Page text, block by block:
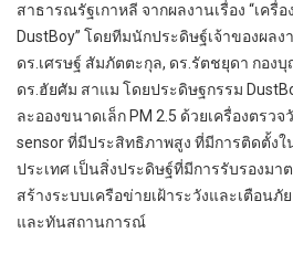
สาธารณรัฐเกาหลี จากผลงานเรื่อง “เค
DustBoy” โดยทีมนักประดิษฐ์เจ้าของผล
ดร.เศรษฐ์ สัมภัตตะกุล, ดร.รัตชยุดา กอง
ดร.ฮัยศัม สาแม โดยประดิษฐกรรม
ละอองขนาดเล็ก PM 2.5 ด้วยเครื่องตรว
sensor ที่มีประสิทธิภาพสูง ที่มีการติดตั้ง
ประเทศ เป็นสิ่งประดิษฐ์ที่มีการรับรองมา
สร้างระบบเครือข่ายเฝ้าระวังและเตือนภั
และทันสถานการณ์